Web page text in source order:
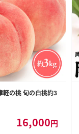
軽の桃 旬の白桃約3
16,000円